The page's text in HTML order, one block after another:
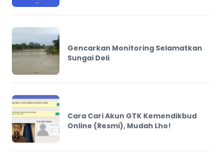
Gencarkan Monitoring Selamatkan
Sungai Deli
Cara Cari Akun GTK Kemendikbud
Online (Resmi), Mudah Lho!